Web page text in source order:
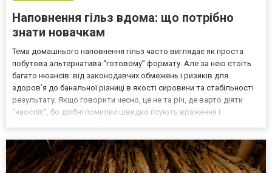
Наповнення гільз вдома: що потрібно
знати новачкам
Тема домашнього наповнення гільз часто виглядає як проста
побутова альтернатива “готовому” формату. Але за нею стоїть
багато нюансів: від законодавчих обмежень і ризиків для
здоров’я до банальної різниці в якості сировини та стабільності
результату. Якщо говорити чесно, це не та річ, де варто діяти
“наосліп”, бо дрібні помилки швидко псують враження і